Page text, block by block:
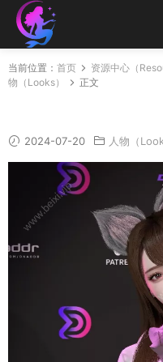
当前位置： 首页 资源中心（
物（Looks）
正文
2024-07-20 人物（